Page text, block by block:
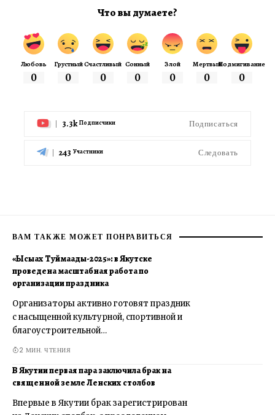
Что вы думаете?
Любовь
0
Грустный
0
Счастливый
0
Сонный
0
Злой
0
Мертвый
0
Подмигивание
0
3.3k Подписчики Подписаться
243 Участники Следовать
ВАМ ТАКЖЕ МОЖЕТ ПОНРАВИТЬСЯ
«Ысыах Туймаады-2025»: в Якутске
проведена масштабная работа по
организации праздника
Организаторы активно готовят праздник
с насыщенной культурной, спортивной и
благоустроительной…
2 МИН. ЧТЕНИЯ
В Якутии первая пара заключила брак на
священной земле Ленских столбов
Впервые в Якутии брак зарегистрирован